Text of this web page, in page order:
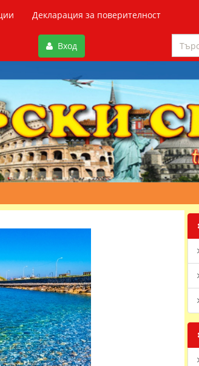
Декларация за поверителност
Вход